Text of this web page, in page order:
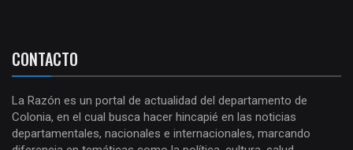
CONTACTO
La Razón es un portal de actualidad del departamento de
Colonia, en el cual busca hacer hincapié en las noticias
departamentales, nacionales e internacionales, marcando